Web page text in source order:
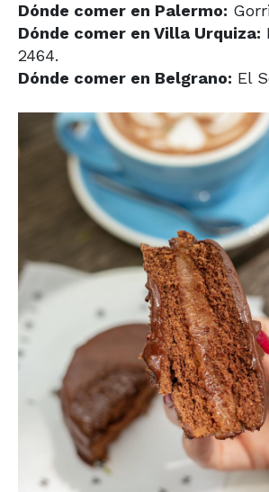
Dónde comer en Palermo:
Dónde comer en Villa Urquiza:
2464.
Dónde comer en Belgrano: El